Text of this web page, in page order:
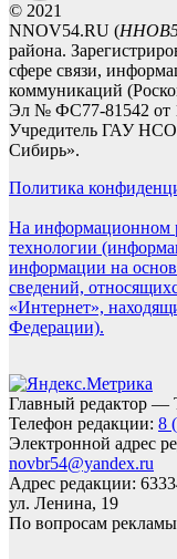
© 2021
NNOV54.RU (
района.
сфере связи,
коммуникаций
Эл № ФС77-81542 от
Учредитель ГАУ НСО
Сибирь».
Политика
На информационном
технологии
информации на
сведений,
«Интернет»,
Федерации).
Главный редактор —
Телефон редакции: 8
Электронной адрес
novbr54@yandex.ru
Адрес редакции:
ул. Ленина, 19
По вопросам